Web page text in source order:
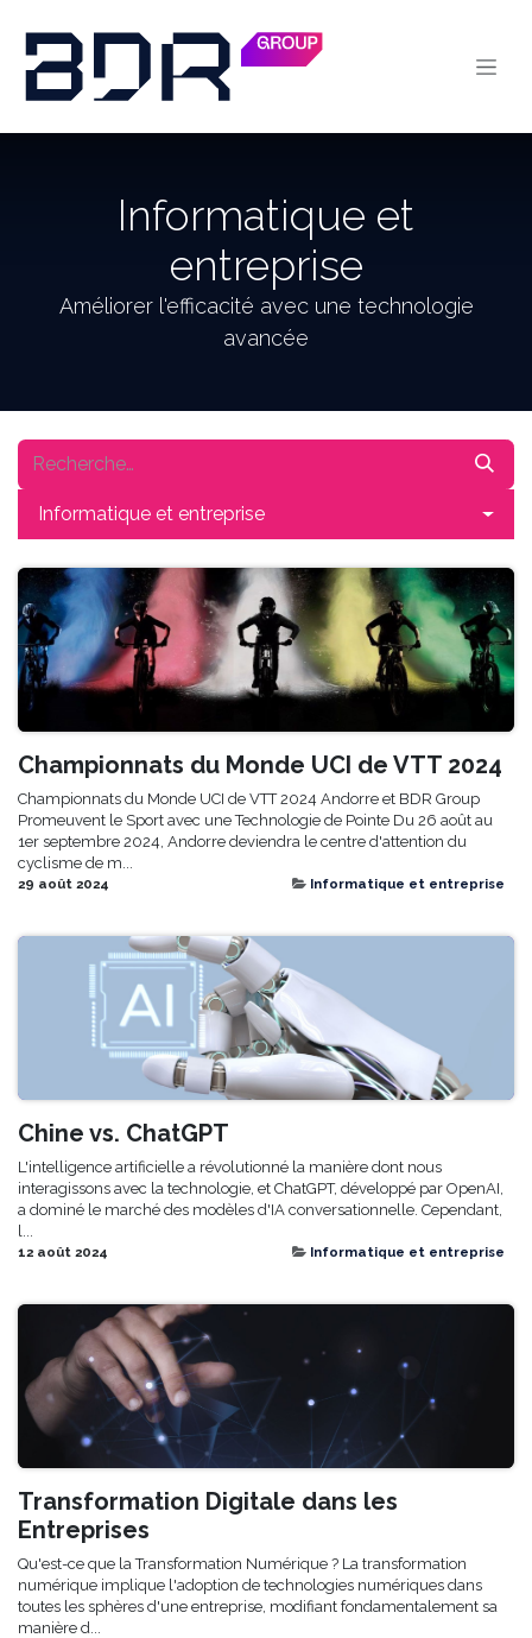
Informatique et
entreprise
Améliorer l'efficacité avec une technologie
avancée
Informatique et entreprise
Championnats du Monde UCI de VTT 2024
Championnats du Monde UCI de VTT 2024 Andorre et BDR Group
Promeuvent le Sport avec une Technologie de Pointe Du 26 août au
1er septembre 2024, Andorre deviendra le centre d'attention du
cyclisme de m...
29 août 2024 Informatique et entreprise
Chine vs. ChatGPT
L'intelligence artificielle a révolutionné la manière dont nous
interagissons avec la technologie, et ChatGPT, développé par OpenAI,
a dominé le marché des modèles d'IA conversationnelle. Cependant,
12 août 2024 Informatique et entreprise
Transformation Digitale dans les
Entreprises
Qu'est-ce que la Transformation Numérique ? La transformation
numérique implique l'adoption de technologies numériques dans
toutes les sphères d'une entreprise, modifiant fondamentalement sa
manière d...